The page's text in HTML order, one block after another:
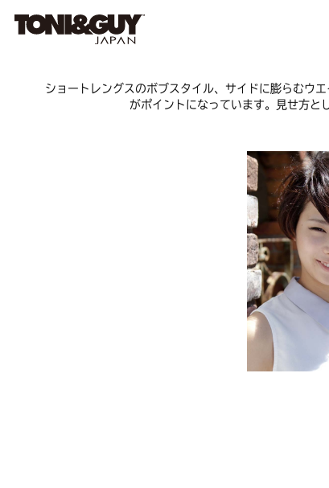
ショートレングスのボブスタイル、サイドに膨らむウ
がポイントになっています。見せ方と